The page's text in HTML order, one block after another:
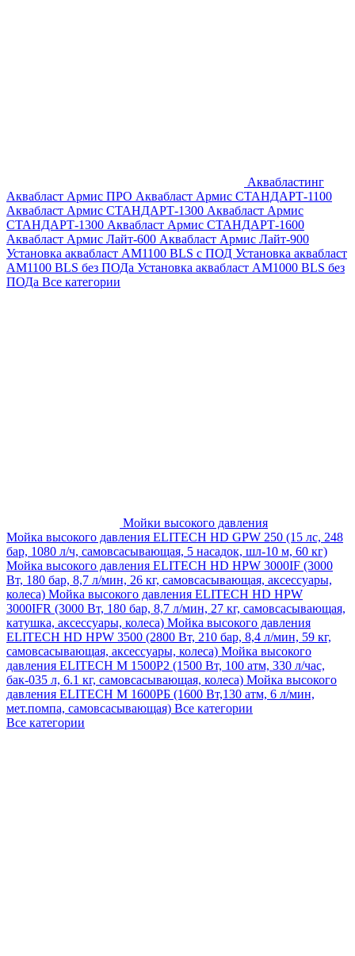
Аквабластинг
Аквабласт Армис ПРО Аквабласт Армис СТАНДАРТ-1100
Аквабласт Армис СТАНДАРТ-1300 Аквабласт Армис
СТАНДАРТ-1300 Аквабласт Армис СТАНДАРТ-1600
Аквабласт Армис Лайт-600 Аквабласт Армис Лайт-900
Установка аквабласт AM1100 BLS с ПОД Установка аквабласт
AM1100 BLS без ПОДа Установка аквабласт AM1000 BLS без
ПОДа Все категории
Мойки высокого давления
Мойка высокого давления ELITECH HD GPW 250 (15 лс, 248
бар, 1080 л/ч, самовсасывающая, 5 насадок, шл-10 м, 60 кг)
Мойка высокого давления ELITECH HD HPW 3000IF (3000
Вт, 180 бар, 8,7 л/мин, 26 кг, самовсасывающая, аксессуары,
колеса) Мойка высокого давления ELITECH HD HPW
3000IFR (3000 Вт, 180 бар, 8,7 л/мин, 27 кг, самовсасывающая,
катушка, аксессуары, колеса) Мойка высокого давления
ELITECH HD HPW 3500 (2800 Вт, 210 бар, 8,4 л/мин, 59 кг,
самовсасывающая, аксессуары, колеса) Мойка высокого
давления ELITECH M 1500P2 (1500 Вт, 100 атм, 330 л/час,
бак-035 л, 6.1 кг, самовсасывающая, колеса) Мойка высокого
давления ELITECH М 1600РБ (1600 Вт,130 атм, 6 л/мин,
мет.помпа, самовсасывающая) Все категории
Все категории